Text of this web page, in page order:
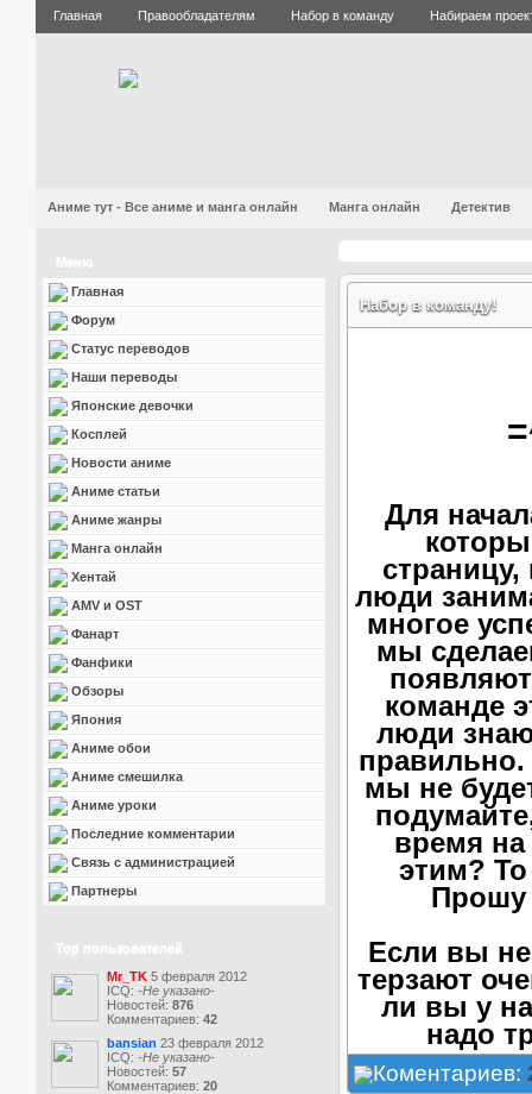
Главная Правообладателям Набор в команду Набираем
Аниме тут - Все аниме и манга онлайн Манга онлайн Детектив
Меню
Главная
Форум
Статус переводов
Наши переводы
Японские девочки
Косплей
Новости аниме
Аниме статьи
Аниме жанры
Манга онлайн
Хентай
AMV и OST
Фанарт
Фанфики
Обзоры
Япония
Аниме обои
Аниме смешилка
Аниме уроки
Последние комментарии
Связь с администрацией
Партнеры
Top пользователей
Mr_TK 5 февраля 2012
ICQ: -Не указано-
Новостей: 876
Комментариев: 42
bansian 23 февраля 2012
ICQ: -Не указано-
Новостей: 57
Комментариев: 20
Набор в команду!
Для
люди
многое
мы
команде
люди
правильно.
мы не
время на
этим?
Прошу
Если вы
терзают
ли вы у
надо
Коментариев: